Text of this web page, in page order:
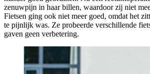
zenuwpijn in haar billen, waardoor zij niet
Fietsen ging ook niet meer goed, omdat het
te pijnlijk was. Ze probeerde verschillende
gaven geen verbetering.